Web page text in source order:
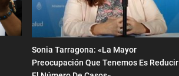
Sonia Tarragona: «La Mayor
Preocupación Que Tenemos Es Reducir